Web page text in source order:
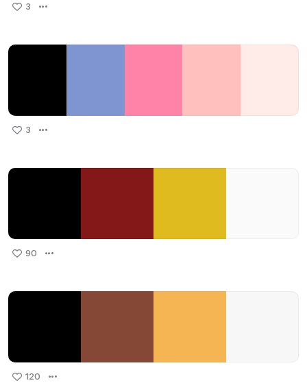
3
3
90
120